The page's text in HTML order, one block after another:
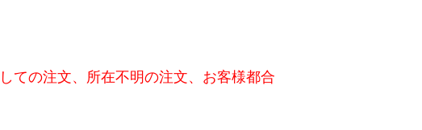
ての注文、所在不明の注文、お客様都合